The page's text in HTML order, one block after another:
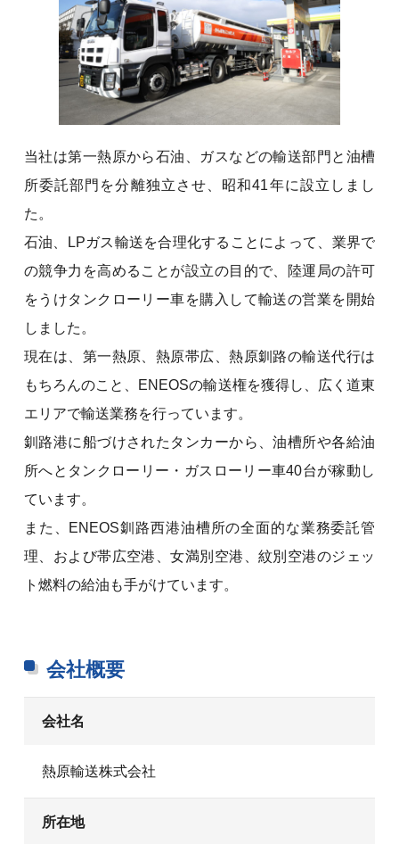
当社は第一熱原から石油、ガスなどの輸送部門と油槽
所委託部門を分離独立させ、昭和41年に設立しまし
た。
石油、LPガス輸送を合理化することによって、業界で
の競争力を高めることが設立の目的で、陸運局の許可
をうけタンクローリー車を購入して輸送の営業を開始
しました。
現在は、第一熱原、熱原帯広、熱原釧路の輸送代行は
もちろんのこと、ENEOSの輸送権を獲得し、広く道東
エリアで輸送業務を行っています。
釧路港に船づけされたタンカーから、油槽所や各給油
所へとタンクローリー・ガスローリー車40台が稼動し
ています。
また、ENEOS釧路西港油槽所の全面的な業務委託管
理、および帯広空港、女満別空港、紋別空港のジェッ
ト燃料の給油も手がけています。
会社概要
会社名
熱原輸送株式会社
所在地